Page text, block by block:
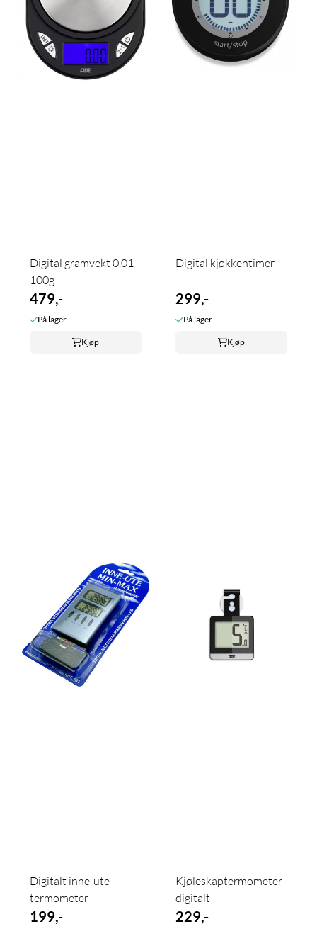
Digital gramvekt 0.01-
100g
479,-
På lager
Kjøp
Digital kjøkkentimer
299,-
På lager
Kjøp
Digitalt inne-ute
termometer
199,-
Kjøleskaptermometer
digitalt
229,-